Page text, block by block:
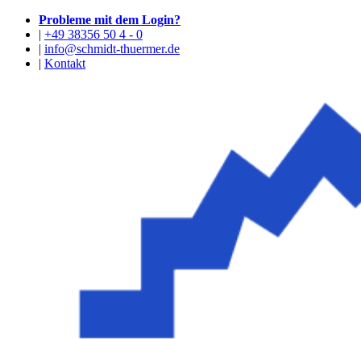
Probleme mit dem Login?
| +49 38356 50 4 - 0
| info@schmidt-thuermer.de
| Kontakt